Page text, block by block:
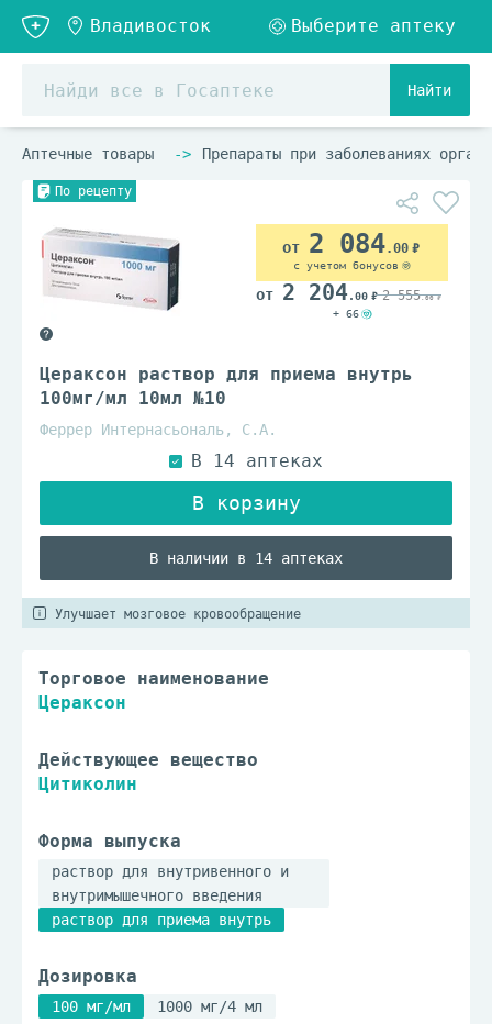
Найти
Аптечные товары Препараты при заболеваниях
По рецепту
Цераксон раствор для приема внутрь
100мг/мл 10мл №10
Феррер Интернасьональ, С.А.
В наличии в 14 аптеках
2 084.00
с учетом бонусов
2 204.00 2 555.00
+ 66
Улучшает мозговое кровообращение
Торговое наименование
Цераксон
Действующее вещество
Цитиколин
Форма выпуска
раствор для внутривенного и
внутримышечного введения
раствор для приема внутрь
Дозировка
100 мг/мл 1000 мг/4 мл